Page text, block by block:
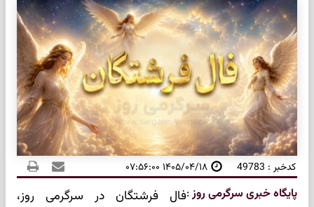
کدخبر : 49783 ۱۴۰۵/۰۴/۱۸ ۰۷:۵۶:۰۰
پایگاه خبری سرگرمی روز:فال فرشتگان در سرگرمی روز،